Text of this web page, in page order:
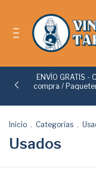
ENVÍO GRATIS
compra /
Inicio . Categorías .
Usados